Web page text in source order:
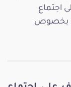
الخميس 23 أفريل 2026 على اجتماع
بخصوص